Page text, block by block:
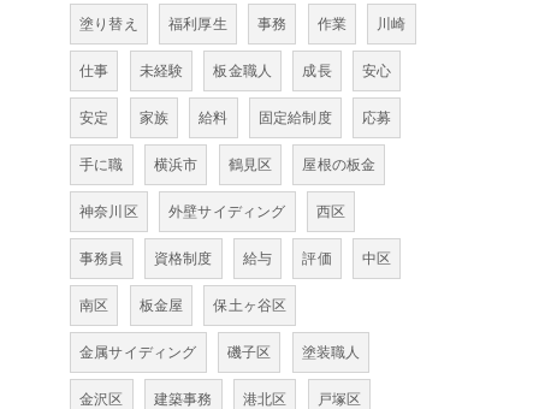
塗り替え 福利厚生 事務 作業 川崎
仕事 未経験 板金職人 成長 安心
安定 家族 給料 固定給制度 応募
手に職 横浜市 鶴見区 屋根の板金
神奈川区 外壁サイディング 西区
事務員 資格制度 給与 評価 中区
南区 板金屋 保土ヶ谷区
金属サイディング 磯子区 塗装職人
金沢区 建築事務 港北区 戸塚区